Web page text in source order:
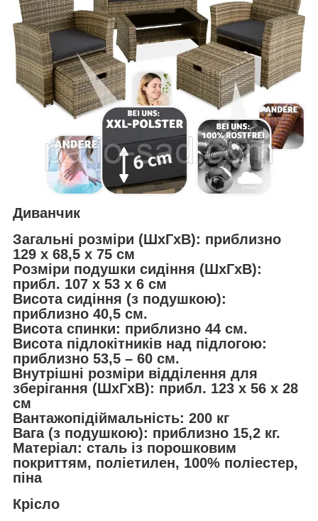
Диванчик
Загальні розміри (ШxГxВ): приблизно
129 x 68,5 x 75 см
Розміри подушки сидіння (ШxГxВ):
прибл. 107 x 53 x 6 см
Висота сидіння (з подушкою):
приблизно 40,5 см.
Висота спинки: приблизно 44 см.
Висота підлокітників над підлогою:
приблизно 53,5 – 60 см.
Внутрішні розміри відділення для
зберігання (ШхГхВ): прибл. 123 x 56 x 28
см
Вантажопідіймальність: 200 кг
Вага (з подушкою): приблизно 15,2 кг.
Матеріал: сталь із порошковим
покриттям, поліетилен, 100% поліестер,
піна
Крісло